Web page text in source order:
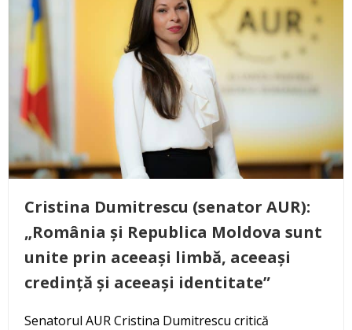
Cristina Dumitrescu (senator AUR):
„România și Republica Moldova sunt
unite prin aceeași limbă, aceeași
credință și aceeași identitate”
Senatorul AUR Cristina Dumitrescu critică